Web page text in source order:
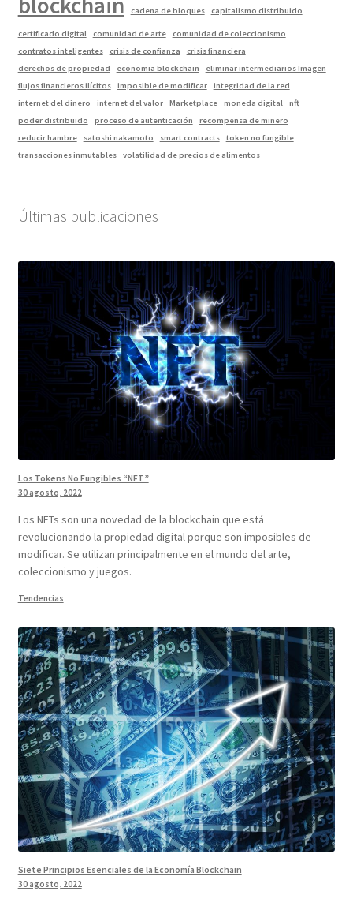
cadena de bloques capitalismo distribuido
certificado digital comunidad de arte
comunidad de coleccionismo
contratos inteligentes
crisis de confianza
crisis financiera
derechos de propiedad
economia blockchain
eliminar intermediarios Imagen
flujos financieros ilícitos
imposible de modificar
integridad de la red
internet del dinero
internet del valor Marketplace moneda digital
nft
poder distribuido
proceso de autenticación
recompensa de minero
reducir hambre
satoshi nakamoto smart contracts
token no fungible
transacciones inmutables
volatilidad de precios de alimentos
Últimas publicaciones
Los Tokens No Fungibles “NFT”
30 agosto, 2022
Los NFTs son una novedad de la blockchain que está
revolucionando la propiedad digital porque son imposibles de
modificar. Se utilizan principalmente en el mundo del arte,
coleccionismo y juegos.
Tendencias
Siete Principios Esenciales de la Economía Blockchain
30 agosto, 2022